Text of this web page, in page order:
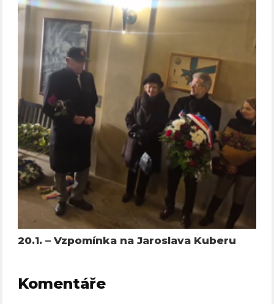
20.1. – Vzpomínka na Jaroslava Kuberu
Komentáře